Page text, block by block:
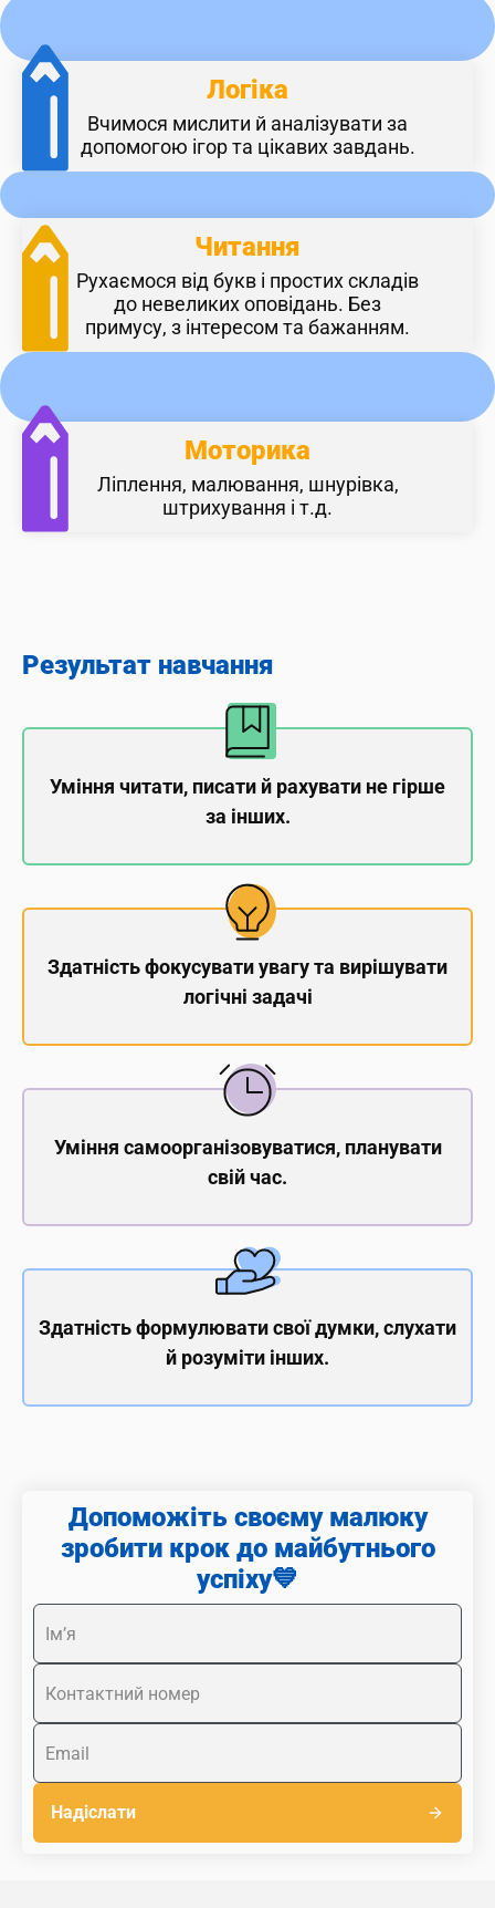
Логіка
Вчимося мислити й аналізувати за
допомогою ігор та цікавих завдань.
Читання
Рухаємося від букв і простих складів
до невеликих оповідань. Без
примусу, з інтересом та бажанням.
Моторика
Ліплення, малювання, шнурівка,
штрихування і т.д.
Результат навчання
Уміння читати, писати й рахувати не гірше
за інших.
Здатність фокусувати увагу та вирішувати
логічні задачі
Уміння самоорганізовуватися, планувати
свій час.
Здатність формулювати свої думки, слухати
й розуміти інших.
Допоможіть своєму малюку
зробити крок до майбутнього
успіху💙
Надіслати